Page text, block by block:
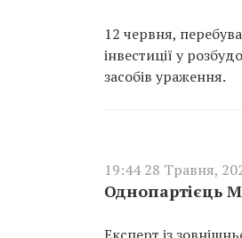
12 червня,
інвестиції у
засобів ураження.
19:44 28 Травня,
Однопартієць